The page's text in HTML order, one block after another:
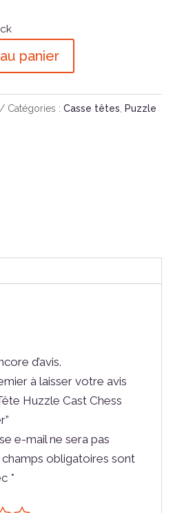
panier
Catégories : Casse têtes
Puzzle
d’avis.
à laisser votre avis
Huzzle Cast Chess
e-mail ne sera pas
champs obligatoires sont
*